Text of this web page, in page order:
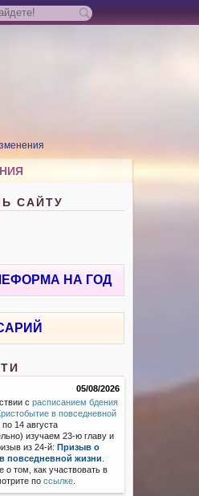
САЙТУ
НА ГОД
05/08/2026
срасписанием бдения
в повседневной
по 14 августа
изучаем 23-ю главу и
из 24-й: Призыв о
повседневной жизни
о том, как участвовать в
поссылке